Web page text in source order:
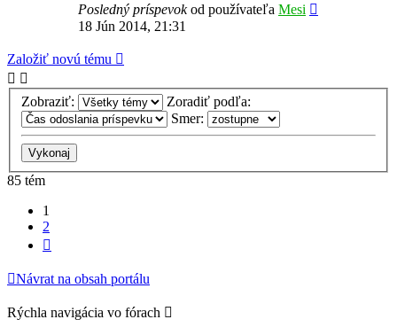
Posledný príspevokod používateľa Mesi
18 Jún 2014, 21:31
Založiť novú tému
Zobraziť:
Zoradiť podľa:
Smer:
85 tém
1
2
Návrat na obsah portálu
Rýchla navigácia vo fórach